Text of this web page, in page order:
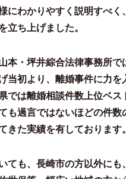
ュー
ートプラン
にわかりやすく説明すべく
立ち上げました。
本・坪井綜合法律事務所で
当初より、離婚事件に力を
では離婚相談件数上位ベス
も過言ではないほどの件数
きた実績を有しております。
ても、長崎市の方以外にも